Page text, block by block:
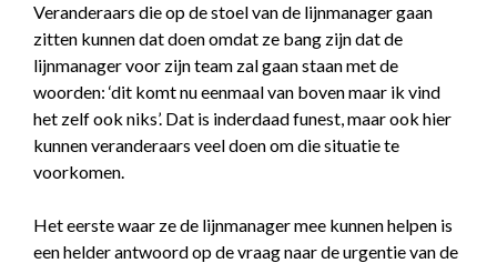
Veranderaars die op de stoel van de lijnmanager gaan
zitten kunnen dat doen omdat ze bang zijn dat de
lijnmanager voor zijn team zal gaan staan met de
woorden: ‘dit komt nu eenmaal van boven maar ik vind
het zelf ook niks’. Dat is inderdaad funest, maar ook hier
kunnen veranderaars veel doen om die situatie te
voorkomen.
Het eerste waar ze de lijnmanager mee kunnen helpen is
een helder antwoord op de vraag naar de urgentie van de